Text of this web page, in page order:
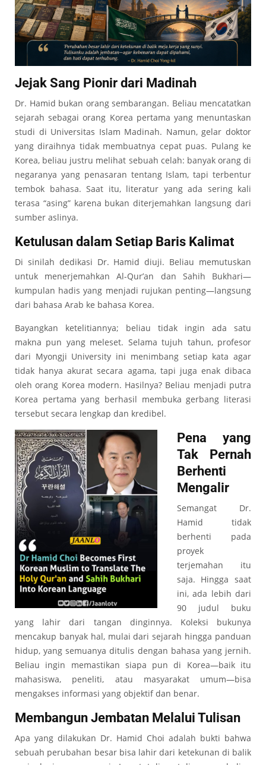
Jejak Sang Pionir dari Madinah
Dr. Hamid bukan orang sembarangan. Beliau mencatatkan
sejarah sebagai orang Korea pertama yang menuntaskan
studi di Universitas Islam Madinah. Namun, gelar doktor
yang diraihnya tidak membuatnya cepat puas. Pulang ke
Korea, beliau justru melihat sebuah celah: banyak orang di
negaranya yang penasaran tentang Islam, tapi terbentur
tembok bahasa. Saat itu, literatur yang ada sering kali
terasa “asing” karena bukan diterjemahkan langsung dari
sumber aslinya.
Ketulusan dalam Setiap Baris Kalimat
Di sinilah dedikasi Dr. Hamid diuji. Beliau memutuskan
untuk menerjemahkan Al-Qur’an dan Sahih Bukhari—
kumpulan hadis yang menjadi rujukan penting—langsung
dari bahasa Arab ke bahasa Korea.
Bayangkan ketelitiannya; beliau tidak ingin ada satu
makna pun yang meleset. Selama tujuh tahun, profesor
dari Myongji University ini menimbang setiap kata agar
tidak hanya akurat secara agama, tapi juga enak dibaca
oleh orang Korea modern. Hasilnya? Beliau menjadi putra
Korea pertama yang berhasil membuka gerbang literasi
tersebut secara lengkap dan kredibel.
Pena yang
Tak Pernah
Berhenti
Mengalir
Semangat Dr.
Hamid tidak
berhenti pada
proyek
terjemahan itu
saja. Hingga saat
ini, ada lebih dari
90 judul buku
yang lahir dari tangan dinginnya. Koleksi bukunya
mencakup banyak hal, mulai dari sejarah hingga panduan
hidup, yang semuanya ditulis dengan bahasa yang jernih.
Beliau ingin memastikan siapa pun di Korea—baik itu
mahasiswa, peneliti, atau masyarakat umum—bisa
mengakses informasi yang objektif dan benar.
Membangun Jembatan Melalui Tulisan
Apa yang dilakukan Dr. Hamid Choi adalah bukti bahwa
sebuah perubahan besar bisa lahir dari ketekunan di balik